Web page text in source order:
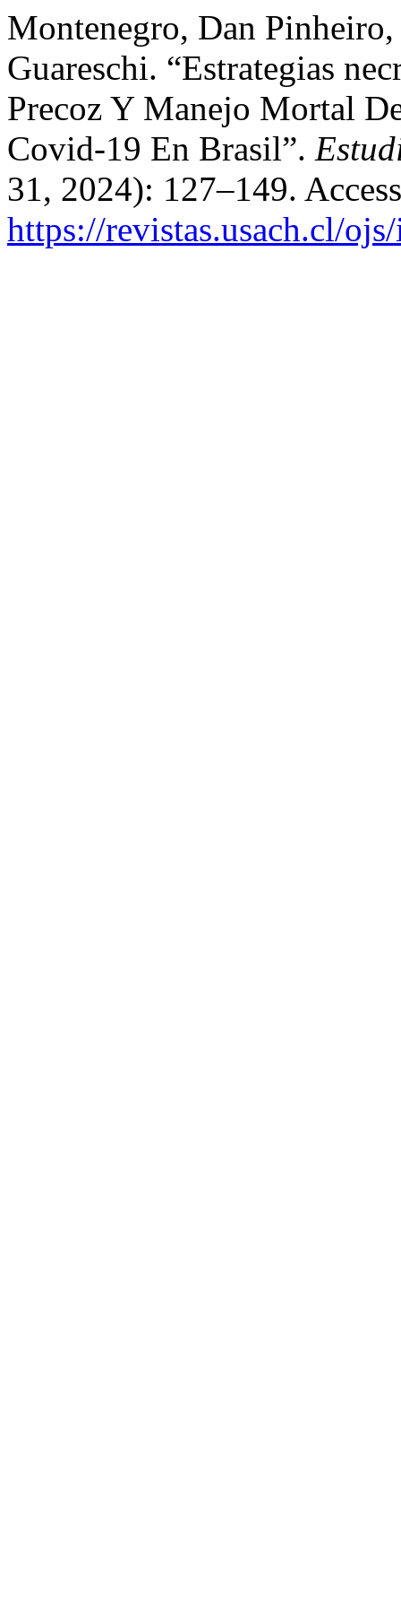
Montenegro, Dan
Guareschi. “Estrategias
Precoz Y Manejo Mortal
Covid-19 En Brasil”.
31, 2024): 127–149.
https://revistas.usach.cl/